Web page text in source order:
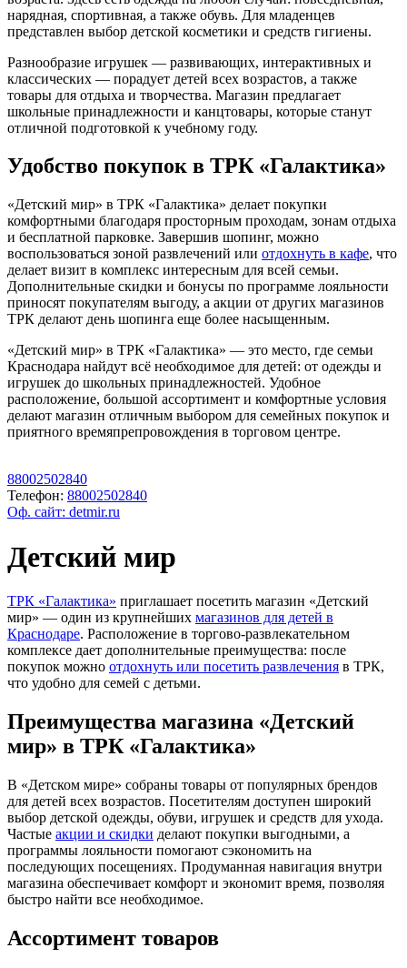
нарядная, спортивная, а также обувь. Для младенцев
представлен выбор детской косметики и средств гигиены.
Разнообразие игрушек — развивающих, интерактивных и
классических — порадует детей всех возрастов, а также
товары для отдыха и творчества. Магазин предлагает
школьные принадлежности и канцтовары, которые станут
отличной подготовкой к учебному году.
Удобство покупок в ТРК «Галактика»
«Детский мир» в ТРК «Галактика» делает покупки
комфортными благодаря просторным проходам, зонам отдыха
и бесплатной парковке. Завершив шопинг, можно
воспользоваться зоной развлечений или отдохнуть в кафе, что
делает визит в комплекс интересным для всей семьи.
Дополнительные скидки и бонусы по программе лояльности
приносят покупателям выгоду, а акции от других магазинов
ТРК делают день шопинга еще более насыщенным.
«Детский мир» в ТРК «Галактика» — это место, где семьи
Краснодара найдут всё необходимое для детей: от одежды и
игрушек до школьных принадлежностей. Удобное
расположение, большой ассортимент и комфортные условия
делают магазин отличным выбором для семейных покупок и
приятного времяпрепровождения в торговом центре.
88002502840
Телефон: 88002502840
Оф. сайт: detmir.ru
Детский мир
ТРК «Галактика» приглашает посетить магазин «Детский
мир» — один из крупнейших магазинов для детей в
Краснодаре. Расположение в торгово-развлекательном
комплексе дает дополнительные преимущества: после
покупок можно отдохнуть или посетить развлечения в ТРК,
что удобно для семей с детьми.
Преимущества магазина «Детский
мир» в ТРК «Галактика»
В «Детском мире» собраны товары от популярных брендов
для детей всех возрастов. Посетителям доступен широкий
выбор детской одежды, обуви, игрушек и средств для ухода.
Частые акции и скидки делают покупки выгодными, а
программы лояльности помогают сэкономить на
последующих посещениях. Продуманная навигация внутри
магазина обеспечивает комфорт и экономит время, позволяя
быстро найти все необходимое.
Ассортимент товаров